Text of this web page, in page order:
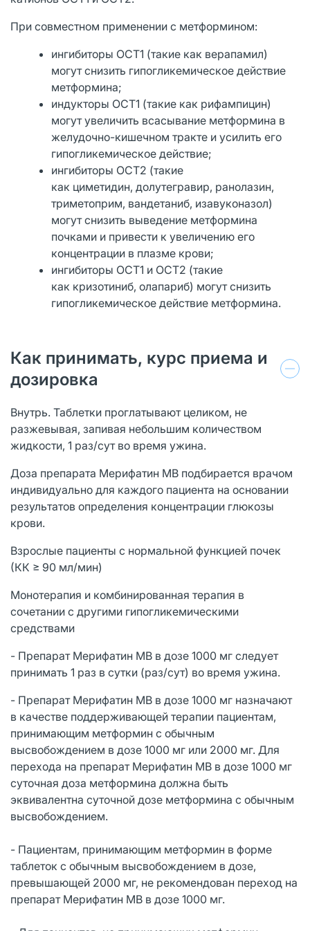
При совместном применении с метформином:
ингибиторы ОСТ1 (такие как верапамил)
могут снизить гипогликемическое действие
метформина;
индукторы ОСТ1 (такие как рифампицин)
могут увеличить всасывание метформина в
желудочно-кишечном тракте и усилить его
гипогликемическое действие;
ингибиторы ОСТ2 (такие
как циметидин, долутегравир, ранолазин,
триметоприм, вандетаниб, изавуконазол)
могут снизить выведение метформина
почками и привести к увеличению его
концентрации в плазме крови;
ингибиторы ОСТ1 и ОСТ2 (такие
как кризотиниб, олапариб) могут снизить
гипогликемическое действие метформина.
Как принимать, курс приема и
дозировка
Внутрь. Таблетки проглатывают целиком, не
разжевывая, запивая небольшим количеством
жидкости, 1 раз/сут во время ужина.
Доза препарата Мерифатин МВ подбирается врачом
индивидуально для каждого пациента на основании
результатов определения концентрации глюкозы
крови.
Взрослые пациенты с нормальной функцией почек
(КК ≥ 90 мл/мин)
Монотерапия и комбинированная терапия в
сочетании с другими гипогликемическими
средствами
- Препарат Мерифатин МВ в дозе 1000 мг следует
принимать 1 раз в сутки (раз/сут) во время ужина.
- Препарат Мерифатин МВ в дозе 1000 мг назначают
в качестве поддерживающей терапии пациентам,
принимающим метформин с обычным
высвобождением в дозе 1000 мг или 2000 мг. Для
перехода на препарат Мерифатин МВ в дозе 1000 мг
суточная доза метформина должна быть
эквивалентна суточной дозе метформина с обычным
высвобождением.
- Пациентам, принимающим метформин в форме
таблеток с обычным высвобождением в дозе,
превышающей 2000 мг, не рекомендован переход на
препарат Мерифатин МВ в дозе 1000 мг.